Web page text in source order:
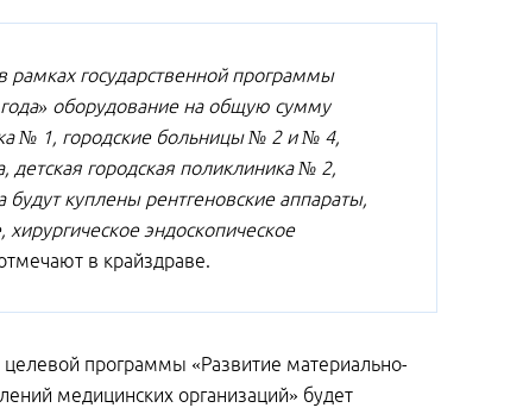
рамках государственной программы
оборудование на общую сумму
№ 1, городские больницы № 2 и № 4,
детская городская поликлиника № 2,
будут куплены рентгеновские аппараты,
эндоскопическое
в крайздраве.
программы «Развитие материально-
медицинских организаций» будет